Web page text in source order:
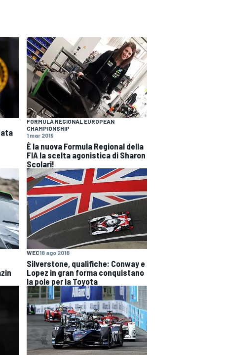
FORMULA REGIONAL EUROPEAN
CHAMPIONSHIP
1 mar 2019
È la nuova Formula Regional della
FIA la scelta agonistica di Sharon
Scolari!
WEC18 ago 2018
Silverstone, qualifiche: Conway e
Lopez in gran forma conquistano
la pole per la Toyota